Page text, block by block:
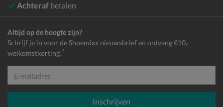
Achteraf betalen
Altijd op de hoogte zijn?
Schrijf je in voor de Shoemixx nieuwsbrief en ontvang €10,-
welkomstkorting! *
E-mailadres
Inschrijven